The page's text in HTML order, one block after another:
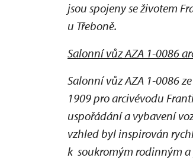
jsou spojeny se životem
u Třeboně.
Salonní vůz AZA 1-0086
Salonní vůz AZA 1-0086
1909 pro arcivévodu
uspořádání a vybavení
vzhled byl inspirován
k soukromým rodinným